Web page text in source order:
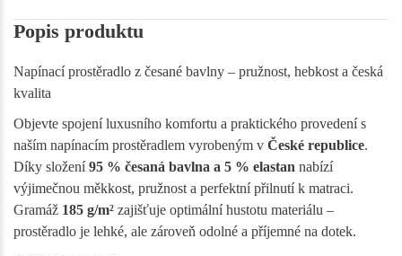
Popis produktu
Napínací prostěradlo z česané bavlny – pružnost, hebkost a česká
kvalita
Objevte spojení luxusního komfortu a praktického provedení s
naším napínacím prostěradlem vyrobeným v České republice.
Díky složení95 % česaná bavlna a 5 % elastan nabízí
výjimečnou měkkost, pružnost a perfektní přilnutí k matraci.
Gramáž 185 g/m² zajišťuje optimální hustotu materiálu –
prostěradlo je lehké, ale zároveň odolné a příjemné na dotek.